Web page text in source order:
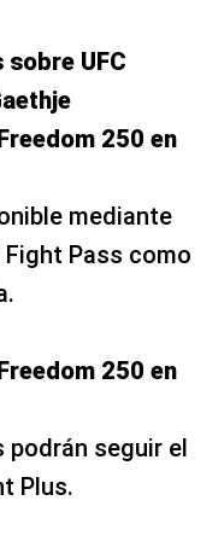
UFC
250 en
mediante
Fight Pass como
250 en
seguir el
Plus.